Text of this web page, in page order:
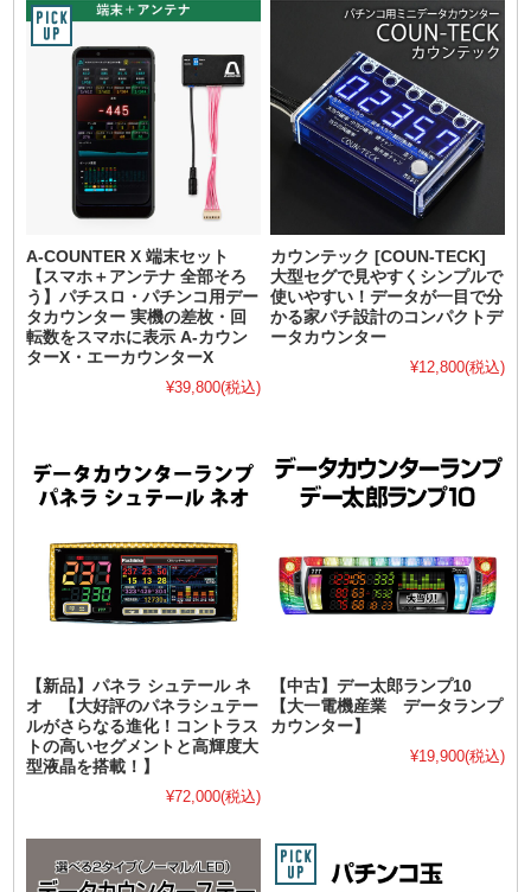
A-COUNTER X 端末セット
【スマホ＋アンテナ 全部そろ
う】パチスロ・パチンコ用デー
タカウンター 実機の差枚・回
転数をスマホに表示 A-カウン
ターX・エーカウンターX
¥39,800(税込)
カウンテック [COUN-TECK]
大型セグで見やすくシンプルで
使いやすい！データが一目で分
かる家パチ設計のコンパクトデ
ータカウンター
¥12,800(税込)
【新品】パネラ シュテール ネ
オ 【大好評のパネラシュテー
ルがさらなる進化！コントラス
トの高いセグメントと高輝度大
型液晶を搭載！】
¥72,000(税込)
【中古】デー太郎ランプ10
【大一電機産業 データランプ
カウンター】
¥19,900(税込)